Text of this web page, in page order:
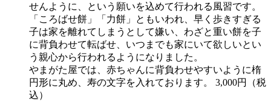
せんように、という願いを込めて行われる風習です。
「ころばせ餅」「力餅」ともいわれ、早く歩きすぎる
子は家を離れてしまうとして嫌い、わざと重い餅を子
に背負わせて転ばせ、いつまでも家にいて欲しいとい
う親心から行われるようになりました。
やまがた屋では、赤ちゃんに背負わせやすいように楕
円形に丸め、寿の文字を入れております。
3,000円（税
込）